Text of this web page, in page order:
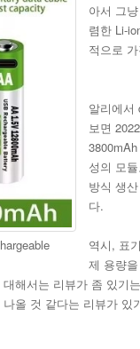
아서 그
렴한 Li-
적으로
알리에서
보면
성의 모
방식 생
다.
역시, 표
제 용량
해서는 리뷰가 좀 있기
올 것 같다는 리뷰가